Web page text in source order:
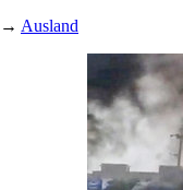
→ Ausland